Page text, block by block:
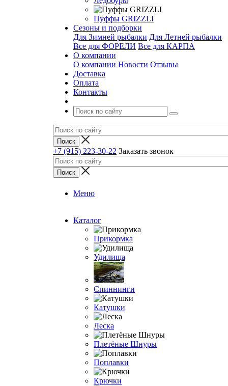
Пуффы GRIZZLI
Сезоны и подборки
Для Зимней рыбалки Для Летней рыбалки
Все для ФОРЕЛИ Все для КАРПА
О компании
О компании Новости Отзывы
Доставка
Оплата
Контакты
+7 (915) 223-30-22 Заказать звонок
Меню
Каталог
Прикормка
Удилища
Спиннинги
Катушки
Леска
Плетёные Шнуры
Поплавки
Крючки